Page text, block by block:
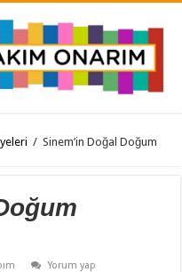
/ Sinem’in Doğal Doğum
Yorum yap